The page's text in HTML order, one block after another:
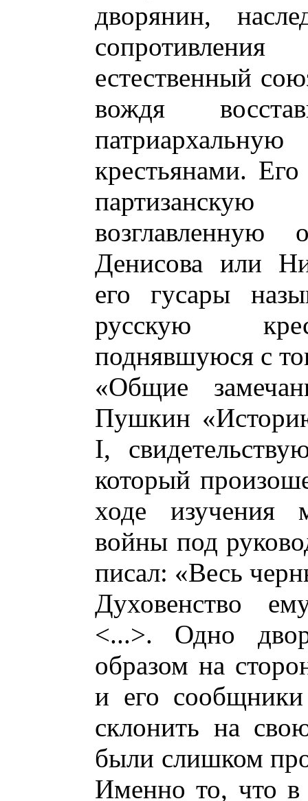
дворянин,
естественный
вождя
крестьянами.
Денисова или
его гусары
русскую
поднявшуюся с
«Общие
Пушкин
I,
который
ходе изучения
войны под
писал: «Весь
Духовенство
<...>. Одно
образом на
и его
склонить на
были слишком
Именно то, что в